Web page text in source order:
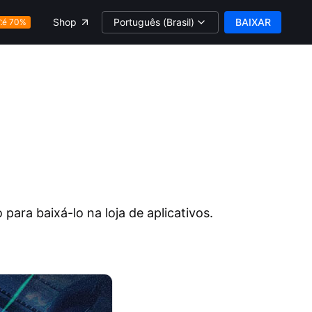
70% Shop Português (Brasil) BAIXAR
para baixá-lo na loja de aplicativos.